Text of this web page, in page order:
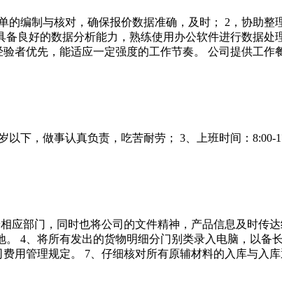
编制与核对，确保报价数据准确，及时； 2，协助
良好的数据分析能力，熟练使用办公软件进行数据
者优先，能适应一定强度的工作节奏。 公司提供工
下，做事认真负责，吃苦耐劳； 3、上班时间：
应部门，同时也将公司的文件精神，产品信息及时传
4、将所有发出的货物明细分门别类录入电脑，以
用管理规定。 7、仔细核对所有原辅材料的入库与入